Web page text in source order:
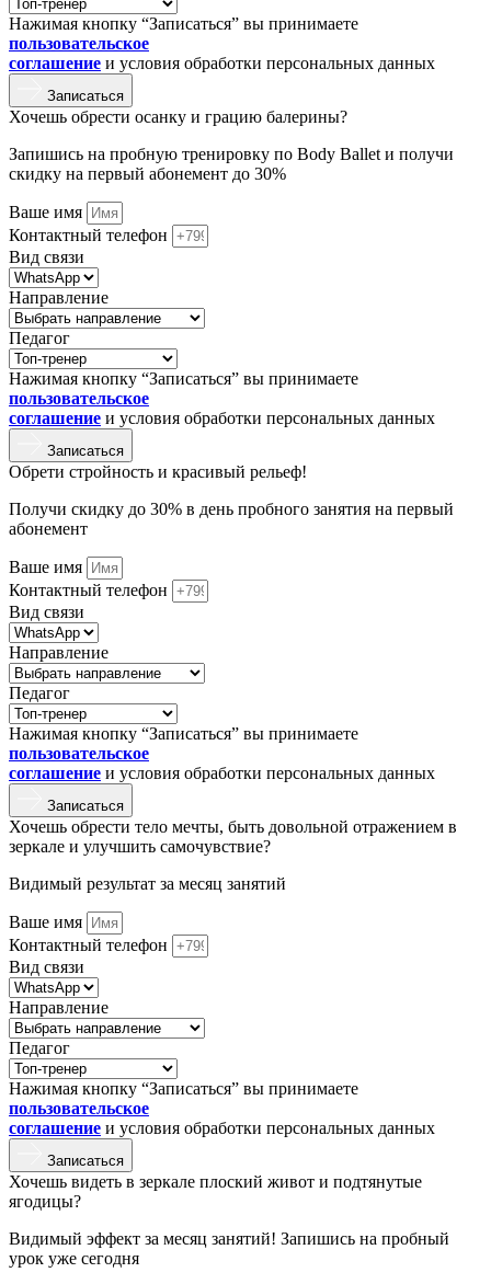
Нажимая кнопку “Записаться” вы принимаете
пользовательское
соглашение и условия обработки персональных данных
Записаться
Хочешь обрести осанку и грацию балерины?
Запишись на пробную тренировку по Body Ballet и получи
скидку на первый абонемент до 30%
Ваше имя
Контактный телефон
Вид связи
Направление
Педагог
Нажимая кнопку “Записаться” вы принимаете
пользовательское
соглашение и условия обработки персональных данных
Записаться
Обрети стройность и красивый рельеф!
Получи скидку до 30% в день пробного занятия на первый
абонемент
Ваше имя
Контактный телефон
Вид связи
Направление
Педагог
Нажимая кнопку “Записаться” вы принимаете
пользовательское
соглашение и условия обработки персональных данных
Записаться
Хочешь обрести тело мечты, быть довольной отражением в
зеркале и улучшить самочувствие?
Видимый результат за месяц занятий
Ваше имя
Контактный телефон
Вид связи
Направление
Педагог
Нажимая кнопку “Записаться” вы принимаете
пользовательское
соглашение и условия обработки персональных данных
Записаться
Хочешь видеть в зеркале плоский живот и подтянутые
ягодицы?
Видимый эффект за месяц занятий! Запишись на пробный
урок уже сегодня